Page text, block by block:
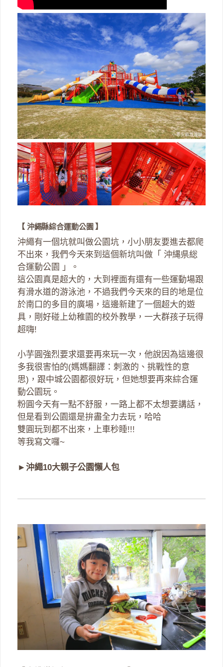
【 沖繩縣綜合運動公園 】
沖繩有一個坑就叫做公園坑，小小朋友要進去都爬
不出來，我們今天來到這個新坑叫做「 沖縄県総
合運動公園 」。
這公園真是超大的，大到裡面有還有一些運動場跟
有滑水道的游泳池，不過我們今天來的目的地是位
於南口的多目的廣場，這邊新建了一個超大的遊
具，剛好碰上幼稚園的校外教學，一大群孩子玩得
超嗨!
小芋圓強烈要求還要再來玩一次，他說因為這邊很
多我很害怕的(媽媽翻譯：刺激的、挑戰性的意
思)，跟中城公園都很好玩，但她想要再來綜合運
動公園玩。
粉圓今天有一點不舒服，一路上都不太想要講話，
但是看到公園還是拚盡全力去玩，哈哈
雙圓玩到都不出來，上車秒睡!!!
等我寫文囉~
► 沖繩10大親子公園懶人包